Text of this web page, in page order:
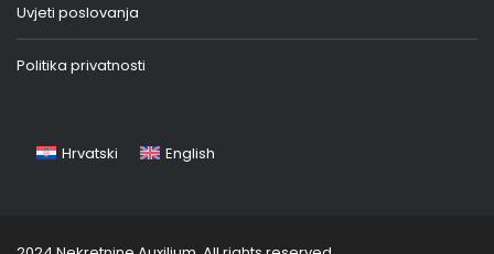
Uvjeti poslovanja
Politika privatnosti
Hrvatski English